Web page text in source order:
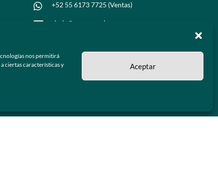
nos permitirá
ciertas características y
Aceptar
 +52 55 6173 7725 (Ventas)
 hola@grupo-omk.com